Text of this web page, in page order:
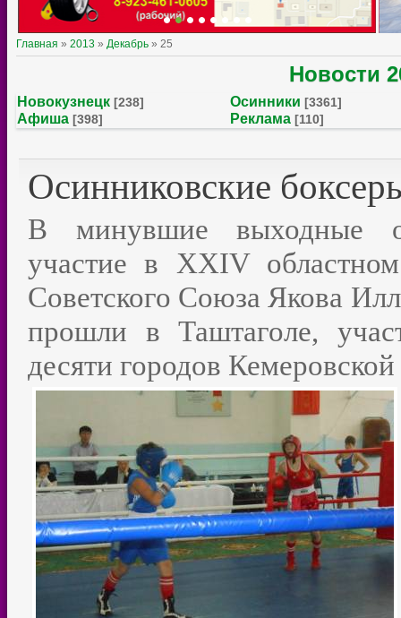
Главная » 2013 » Декабрь » 25
Новости
Новокузнецк [238] Осинники [3361]
Афиша [398] Реклама [110]
Осинниковские
В минувшие выходные
участие в XXIV
Советского Союза Якова
прошли в Таштаголе,
десяти городов